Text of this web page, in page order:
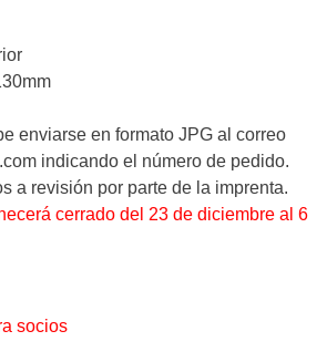
enviarse en formato JPG al correo
indicando el número de pedido.
a revisión por parte de la imprenta.
cerrado del 23 de diciembre al 6
socios